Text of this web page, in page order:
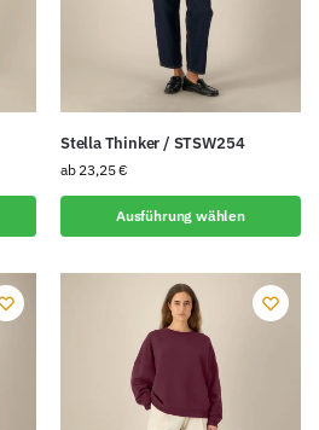
Stella Thinker / STSW254
ab 23,25€
Ausführung wählen